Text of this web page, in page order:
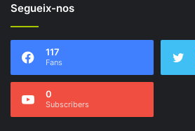
Segueix-nos
117
Fans
0
Subscribers